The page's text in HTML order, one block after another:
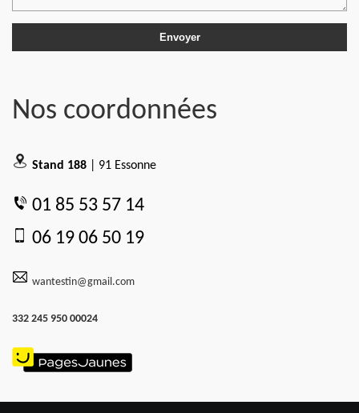
Nos coordonnées
Stand 188 | 91 Essonne
01 85 53 57 14
06 19 06 50 19
wantestin@gmail.com
332 245 950 00024